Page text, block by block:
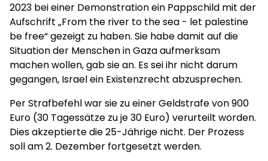
2023 bei einer Demonstration ein Pappschild mit der
Aufschrift „From the river to the sea - let palestine
be free“ gezeigt zu haben. Sie habe damit auf die
Situation der Menschen in Gaza aufmerksam
machen wollen, gab sie an. Es sei ihr nicht darum
gegangen, Israel ein Existenzrecht abzusprechen.
Per Strafbefehl war sie zu einer Geldstrafe von 900
Euro (30 Tagessätze zu je 30 Euro) verurteilt worden.
Dies akzeptierte die 25-Jährige nicht. Der Prozess
soll am 2. Dezember fortgesetzt werden.